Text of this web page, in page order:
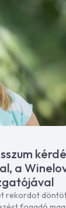
a
rekordot